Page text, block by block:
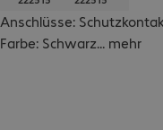
Anschlüsse:
Farbe: Schwarz... mehr